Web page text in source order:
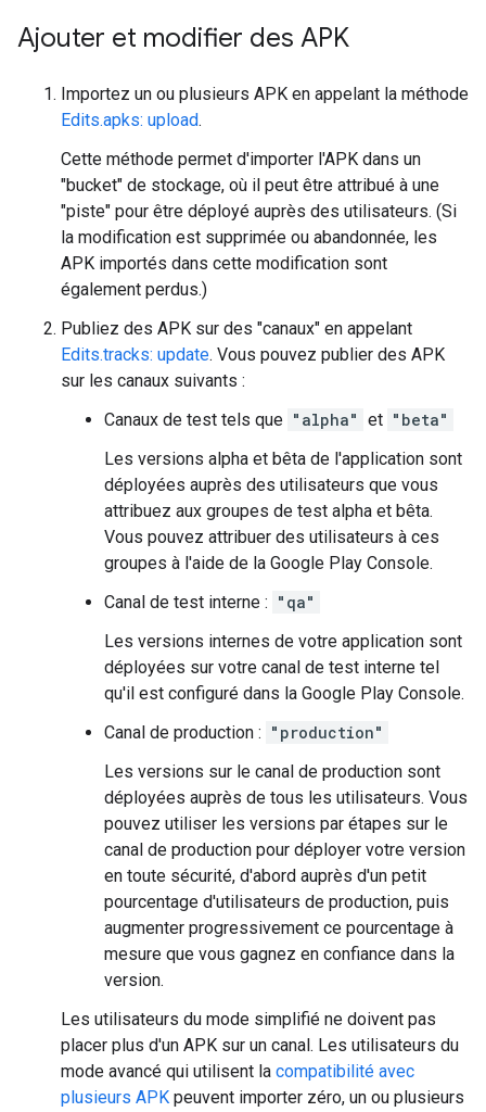
Ajouter et modifier des APK
Importez un ou plusieurs APK en appelant la méthode
Edits.apks: upload.
Cette méthode permet d'importer l'APK dans un
"bucket" de stockage, où il peut être attribué à une
"piste" pour être déployé auprès des utilisateurs. (Si
la modification est supprimée ou abandonnée, les
APK importés dans cette modification sont
également perdus.)
Publiez des APK sur des "canaux" en appelant
Edits.tracks: update. Vous pouvez publier des APK
sur les canaux suivants :
Canaux de test tels que "alpha" et "beta"
Les versions alpha et bêta de l'application sont
déployées auprès des utilisateurs que vous
attribuez aux groupes de test alpha et bêta.
Vous pouvez attribuer des utilisateurs à ces
groupes à l'aide de la Google Play Console.
Canal de test interne : "qa"
Les versions internes de votre application sont
déployées sur votre canal de test interne tel
qu'il est configuré dans la Google Play Console.
Canal de production : "production"
Les versions sur le canal de production sont
déployées auprès de tous les utilisateurs. Vous
pouvez utiliser les versions par étapes sur le
canal de production pour déployer votre version
en toute sécurité, d'abord auprès d'un petit
pourcentage d'utilisateurs de production, puis
augmenter progressivement ce pourcentage à
mesure que vous gagnez en confiance dans la
version.
Les utilisateurs du mode simplifié ne doivent pas
placer plus d'un APK sur un canal. Les utilisateurs du
mode avancé qui utilisent la compatibilité avec
plusieurs APK peuvent importer zéro, un ou plusieurs